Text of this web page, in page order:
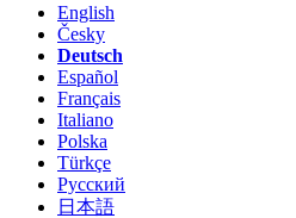
English
Česky
Deutsch
Español
Français
Italiano
Polska
Türkçe
Русский
日本語